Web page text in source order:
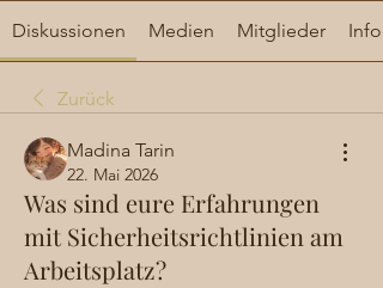
Diskussionen Medien Mitglieder Info
Zurück
Madina Tarin
22. Mai 2026
Was sind eure Erfahrungen
mit Sicherheitsrichtlinien am
Arbeitsplatz?